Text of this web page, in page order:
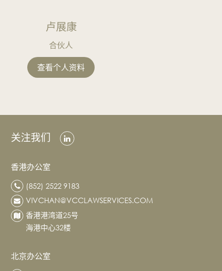
卢展康
合伙人
查看个人资料
关注我们
香港办公室
(852) 2522 9183
VIVCHAN@VCCLAWSERVICES.COM
香港港湾道25号
海港中心32楼
北京办公室
和
调
奖项及排